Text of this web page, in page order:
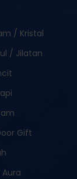
/ Kristal
/ Jilatan
Gift
Aura